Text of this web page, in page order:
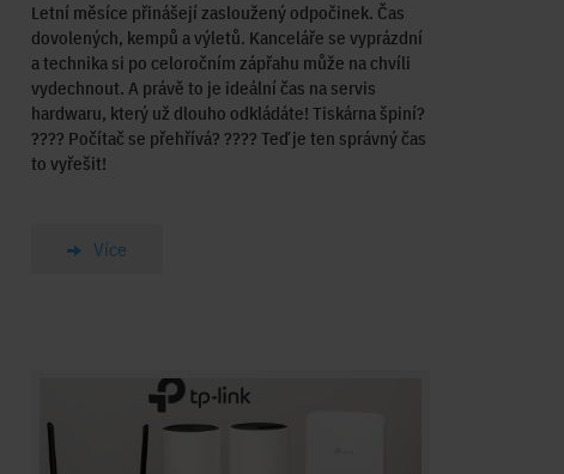
Letní měsíce přinášejí zasloužený odpočinek. Čas
dovolených, kempů a výletů. Kanceláře se vyprázdní
a technika si po celoročním zápřahu může na chvíli
vydechnout. A právě to je ideální čas na servis
hardwaru, který už dlouho odkládáte! Tiskárna špiní?
????️ Počítač se přehřívá? ???? Teď je ten správný čas
to vyřešit!
Více